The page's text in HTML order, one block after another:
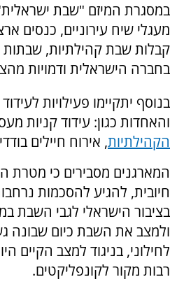
במסגרת המיזם "שבת
מעגלי שיח עירוניים, כנסים
קבלות שבת קהילתיות, שבתות
בחברה הישראלית ודמויות
בנוסף יתקיימו פעילויות
והאחדות כגון: עידוד קניות
הקהילתיות, אירוח חיילים
המארגנים מסבירים כי מטרת
חיובית, להגיע להסכמות
בציבור הישראלי לגבי השבת
ולמצב את השבת כיום שבונה
לחילוני, בניגוד למצב הקיים
רבות מקור לקונפליקטים.